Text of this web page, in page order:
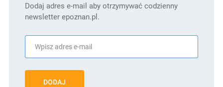
Dodaj adres e-mail aby otrzymywać codzienny
newsletter epoznan.pl.
DODAJ